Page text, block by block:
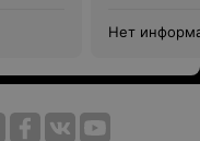
Нет